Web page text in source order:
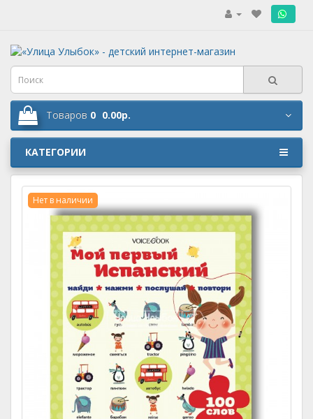
Товаров 0 0.00р.
КАТЕГОРИИ
Нет в наличии